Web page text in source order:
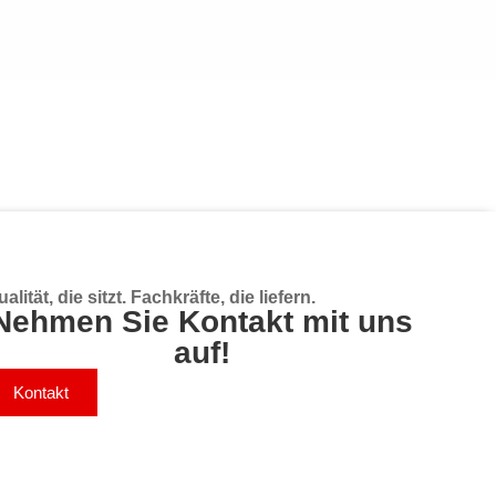
die sitzt. Fachkräfte, die liefern.
Sie Kontakt mit uns
auf!
Kontakt